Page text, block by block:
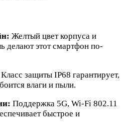
Желтый цвет корпуса и
делают этот смартфон по-
Класс защиты IP68 гарантирует,
влаги и пыли.
Поддержка 5G, Wi-Fi 802.11
быстрое и